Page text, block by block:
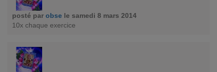
posté par obse le samedi 8 mars 2014
10x chaque exercice